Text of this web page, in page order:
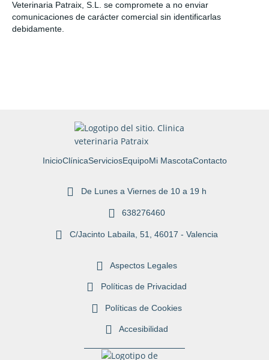
Veterinaria Patraix, S.L. se compromete a no enviar
comunicaciones de carácter comercial sin identificarlas
debidamente.
InicioClínicaServiciosEquipoMi MascotaContacto
De Lunes a Viernes de 10 a 19 h
638276460
C/Jacinto Labaila, 51, 46017 - Valencia
Aspectos Legales
Políticas de Privacidad
Políticas de Cookies
Accesibilidad